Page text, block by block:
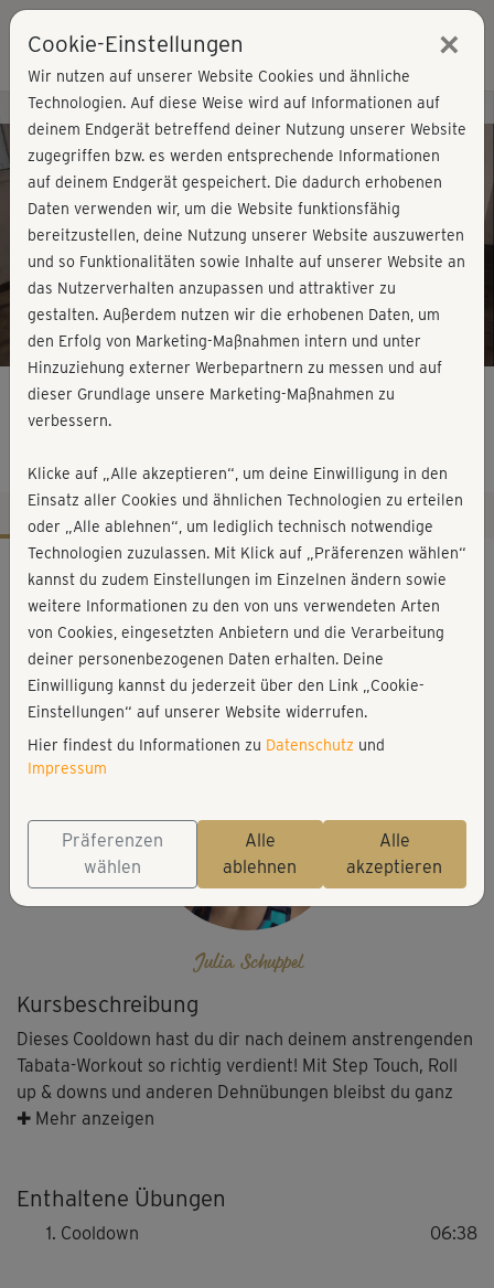
Play
Video
Kursvorschau - Jetzt mitmachen!
Tabata & more - Cooldown
Kursbeschreibung
Dieses Cooldown hast du dir nach deinem anstrengenden
Tabata-Workout so richtig verdient! Mit Step Touch, Roll
up & downs und anderen Dehnübungen bleibst du ganz
easy in Bewegung, denn es wäre nicht förderlich für den
sanfter Bewegung - das tut gut!
✚ Mehr anzeigen
Enthaltene Übungen
Cooldown 06:38
Workout-Facts
leicht
7 Min
26 kcal
Julia Schuppel
Julia Schuppel
Cookie-Einstellungen ×
Wir nutzen auf unserer Website Cookies und ähnliche
Technologien. Auf diese Weise wird auf Informationen auf
deinem Endgerät betreffend deiner Nutzung unserer Website
zugegriffen bzw. es werden entsprechende Informationen
auf deinem Endgerät gespeichert. Die dadurch erhobenen
Daten verwenden wir, um die Website funktionsfähig
bereitzustellen, deine Nutzung unserer Website auszuwerten
und so Funktionalitäten sowie Inhalte auf unserer Website an
das Nutzerverhalten anzupassen und attraktiver zu
gestalten. Außerdem nutzen wir die erhobenen Daten, um
den Erfolg von Marketing-Maßnahmen intern und unter
Hinzuziehung externer Werbepartnern zu messen und auf
dieser Grundlage unsere Marketing-Maßnahmen zu
verbessern.
Klicke auf „Alle akzeptieren“, um deine Einwilligung in den
Einsatz aller Cookies und ähnlichen Technologien zu erteilen
oder „Alle ablehnen“, um lediglich technisch notwendige
Technologien zuzulassen. Mit Klick auf „Präferenzen wählen“
kannst du zudem Einstellungen im Einzelnen ändern sowie
weitere Informationen zu den von uns verwendeten Arten
von Cookies, eingesetzten Anbietern und die Verarbeitung
deiner personenbezogenen Daten erhalten. Deine
Einwilligung kannst du jederzeit über den Link „Cookie-
Einstellungen“ auf unserer Website widerrufen.
Hier findest du Informationen zu Datenschutz und
Impressum
Präferenzen
wählen
Alle
ablehnen
Alle
akzeptieren